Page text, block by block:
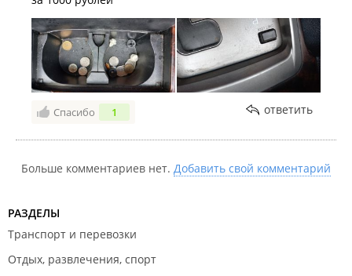
Спасибо 1 ответить
Больше комментариев нет. Добавить свой комментарий
РАЗДЕЛЫ
Транспорт и перевозки
Отдых, развлечения, спорт